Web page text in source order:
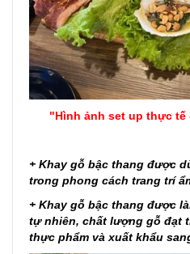
"Hình ảnh set up thực
+ Khay gỗ bậc thang được
trong phong cách trang trí
+ Khay gỗ bậc thang được
tự nhiên, chất lượng gỗ đạt
thực phẩm và xuất khẩu